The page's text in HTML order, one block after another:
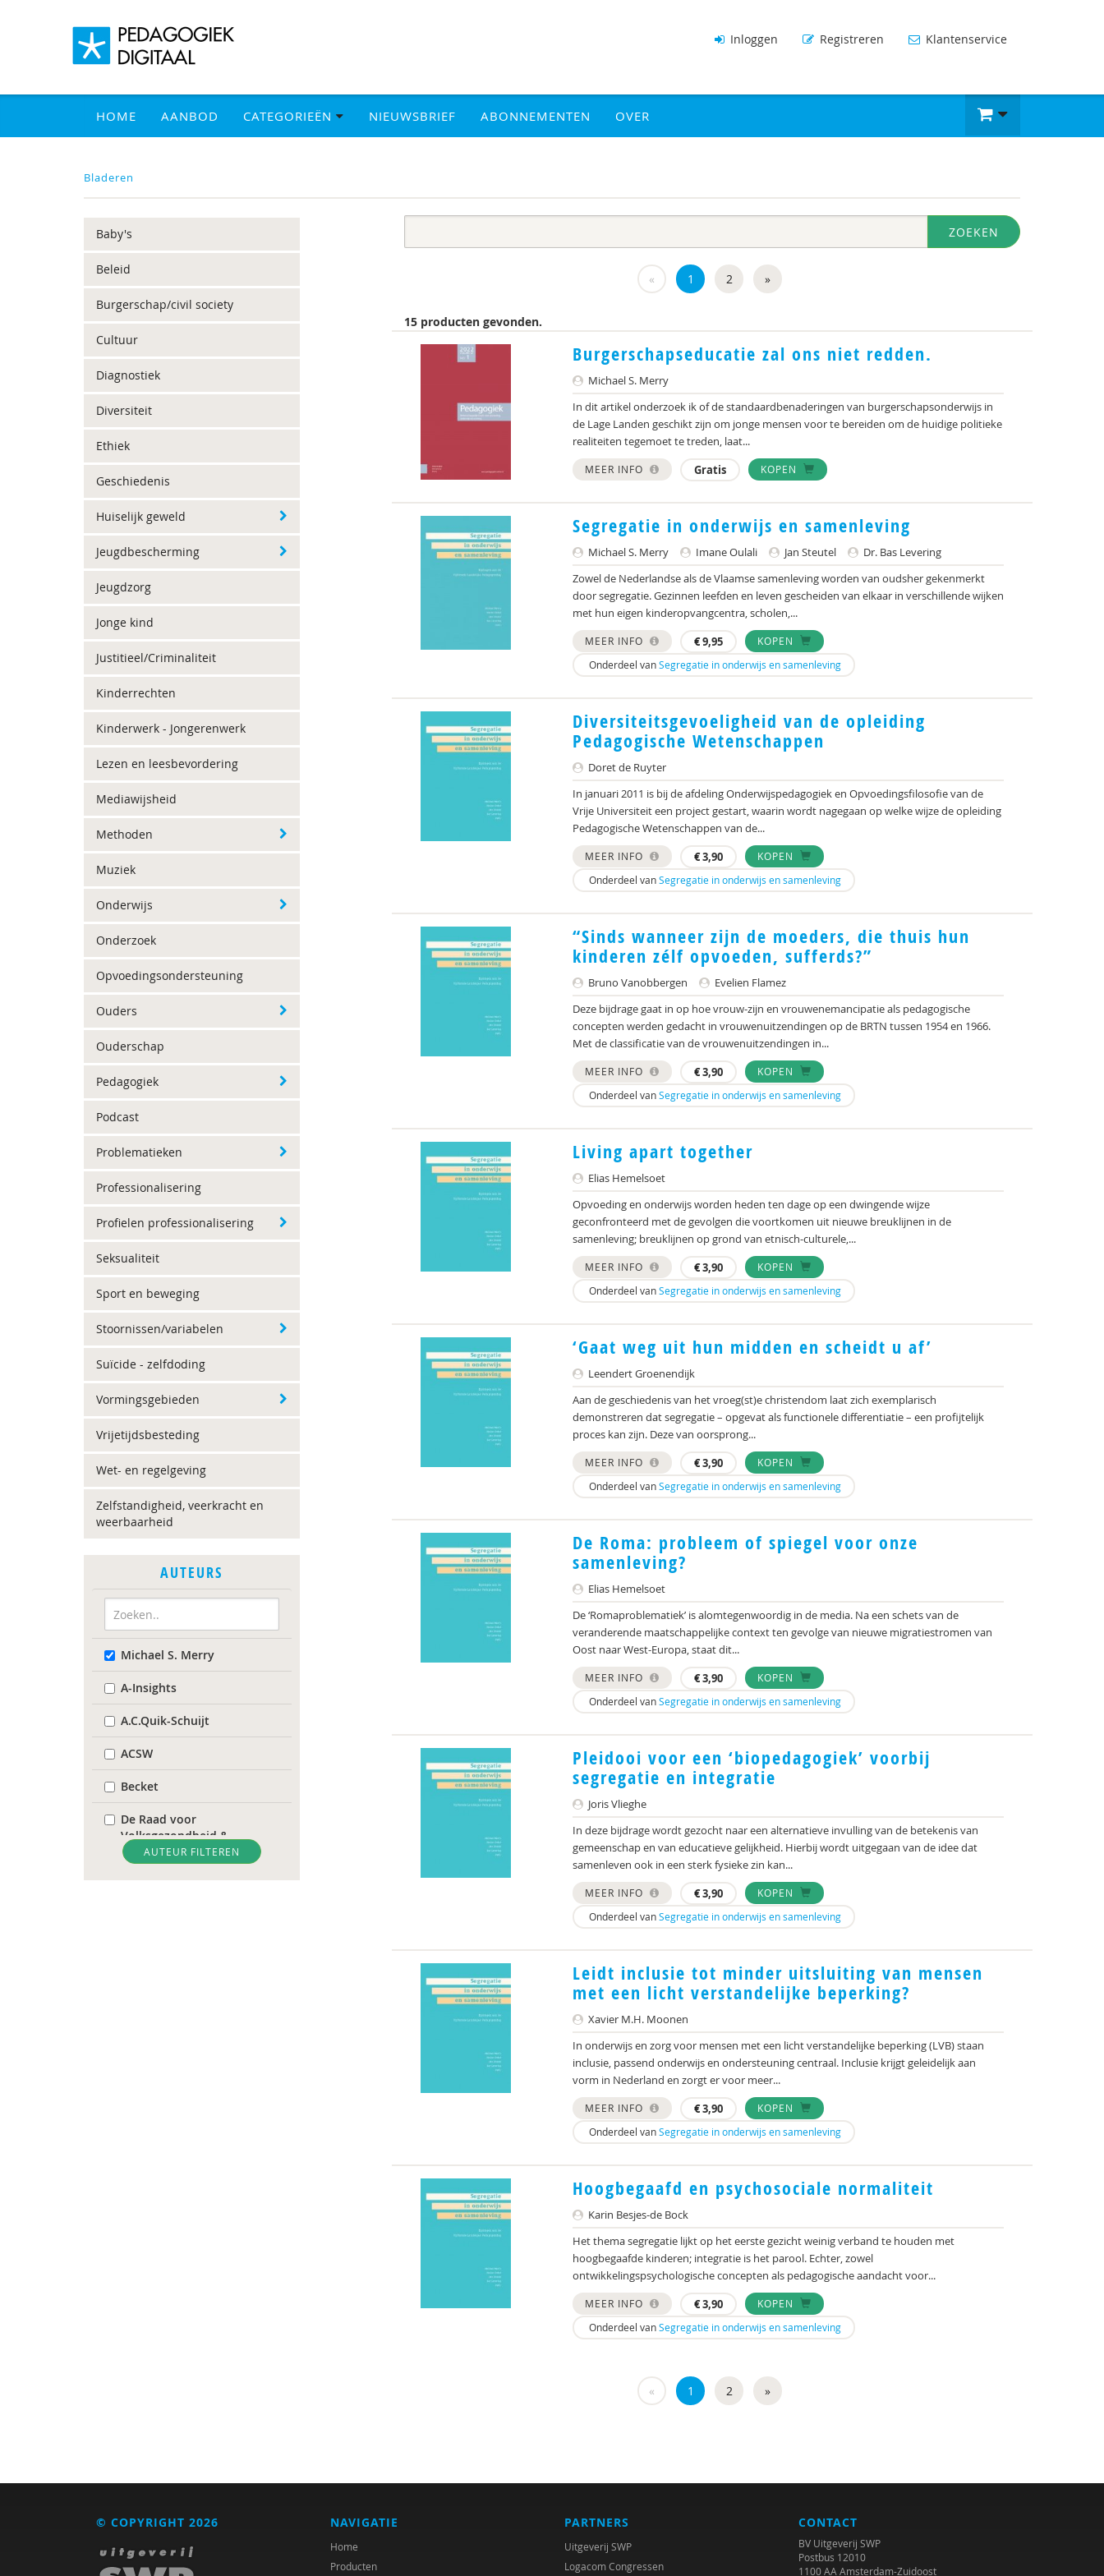
Inloggen Registreren Klantenservice
HOME AANBOD CATEGORIEËN NIEUWSBRIEF ABONNEMENTEN OVER
Bladeren
Baby's
Beleid
Burgerschap/civil society
Cultuur
Diagnostiek
Diversiteit
Ethiek
Geschiedenis
Huiselijk geweld
Jeugdbescherming
Jeugdzorg
Jonge kind
Justitieel/Criminaliteit
Kinderrechten
Kinderwerk - Jongerenwerk
Lezen en leesbevordering
Mediawijsheid
Methoden
Muziek
Onderwijs
Onderzoek
Opvoedingsondersteuning
Ouders
Ouderschap
Pedagogiek
Podcast
Problematieken
Professionalisering
Profielen professionalisering
Seksualiteit
Sport en beweging
Stoornissen/variabelen
Suïcide - zelfdoding
Vormingsgebieden
Vrijetijdsbesteding
Wet- en regelgeving
Zelfstandigheid, veerkracht en
weerbaarheid
AUTEURS
Michael S. Merry
A-Insights
A.C.Quik-Schuijt
ACSW
Becket
De Raad voor
Volksgezondheid &
Samenleving
Diverse
Nederlandse Sportalliantie
AUTEUR FILTEREN
ZOEKEN
« 1 2 »
15 producten gevonden.
Burgerschapseducatie zal ons niet redden.
Michael S. Merry
In dit artikel onderzoek ik of de standaardbenaderingen van burgerschapsonderwijs in
de Lage Landen geschikt zijn om jonge mensen voor te bereiden om de huidige politieke
realiteiten tegemoet te treden, laat...
MEER INFO Gratis KOPEN
Segregatie in onderwijs en samenleving
Michael S. Merry Imane Oulali Jan Steutel
Dr. Bas Levering
Zowel de Nederlandse als de Vlaamse samenleving worden van oudsher gekenmerkt
door segregatie. Gezinnen leefden en leven gescheiden van elkaar in verschillende wijken
met hun eigen kinderopvangcentra, scholen,...
MEER INFO €9,95
KOPEN
Onderdeel vanSegregatie in onderwijs en samenleving
Diversiteitsgevoeligheid van de opleiding
Pedagogische Wetenschappen
Doret de Ruyter
In januari 2011 is bij de afdeling Onderwijspedagogiek en Opvoedingsfilosofie van de
Vrije Universiteit een project gestart, waarin wordt nagegaan op welke wijze de opleiding
Pedagogische Wetenschappen van de...
MEER INFO €3,90
KOPEN
Onderdeel vanSegregatie in onderwijs en samenleving
“Sinds wanneer zijn de moeders, die thuis hun
kinderen zélf opvoeden, sufferds?”
Bruno Vanobbergen
Evelien Flamez
Deze bijdrage gaat in op hoe vrouw-zijn en vrouwenemancipatie als pedagogische
concepten werden gedacht in vrouwenuitzendingen op de BRTN tussen 1954 en 1966.
Met de classificatie van de vrouwenuitzendingen in...
MEER INFO €3,90
KOPEN
Onderdeel vanSegregatie in onderwijs en samenleving
Living apart together
Elias Hemelsoet
Opvoeding en onderwijs worden heden ten dage op een dwingende wijze
geconfronteerd met de gevolgen die voortkomen uit nieuwe breuklijnen in de
samenleving; breuklijnen op grond van etnisch-culturele,...
MEER INFO €3,90
KOPEN
Onderdeel vanSegregatie in onderwijs en samenleving
‘Gaat weg uit hun midden en scheidt u af’
Leendert Groenendijk
Aan de geschiedenis van het vroeg(st)e christendom laat zich exemplarisch
demonstreren dat segregatie – opgevat als functionele differentiatie – een profijtelijk
proces kan zijn. Deze van oorsprong...
MEER INFO €3,90
KOPEN
Onderdeel vanSegregatie in onderwijs en samenleving
De Roma: probleem of spiegel voor onze
samenleving?
Elias Hemelsoet
De ‘Romaproblematiek’ is alomtegenwoordig in de media. Na een schets van de
veranderende maatschappelijke context ten gevolge van nieuwe migratiestromen van
Oost naar West-Europa, staat dit...
MEER INFO €3,90
KOPEN
Onderdeel vanSegregatie in onderwijs en samenleving
Pleidooi voor een ‘biopedagogiek’ voorbij
segregatie en integratie
Joris Vlieghe
In deze bijdrage wordt gezocht naar een alternatieve invulling van de betekenis van
gemeenschap en van educatieve gelijkheid. Hierbij wordt uitgegaan van de idee dat
samenleven ook in een sterk fysieke zin kan...
MEER INFO €3,90
KOPEN
Onderdeel vanSegregatie in onderwijs en samenleving
Leidt inclusie tot minder uitsluiting van mensen
met een licht verstandelijke beperking?
Xavier M.H. Moonen
In onderwijs en zorg voor mensen met een licht verstandelijke beperking (LVB) staan
inclusie, passend onderwijs en ondersteuning centraal. Inclusie krijgt geleidelijk aan
vorm in Nederland en zorgt er voor meer...
MEER INFO €3,90
KOPEN
Onderdeel vanSegregatie in onderwijs en samenleving
Hoogbegaafd en psychosociale normaliteit
Karin Besjes-de Bock
Het thema segregatie lijkt op het eerste gezicht weinig verband te houden met
hoogbegaafde kinderen; integratie is het parool. Echter, zowel
ontwikkelingspsychologische concepten als pedagogische aandacht voor...
MEER INFO €3,90
KOPEN
Onderdeel vanSegregatie in onderwijs en samenleving
« 1 2 »
© COPYRIGHT 2026 NAVIGATIE
Home
Producten
PARTNERS
Uitgeverij SWP
Logacom Congressen
CONTACT
BV Uitgeverij SWP
Postbus 12010
1100 AA Amsterdam-Zuidoost